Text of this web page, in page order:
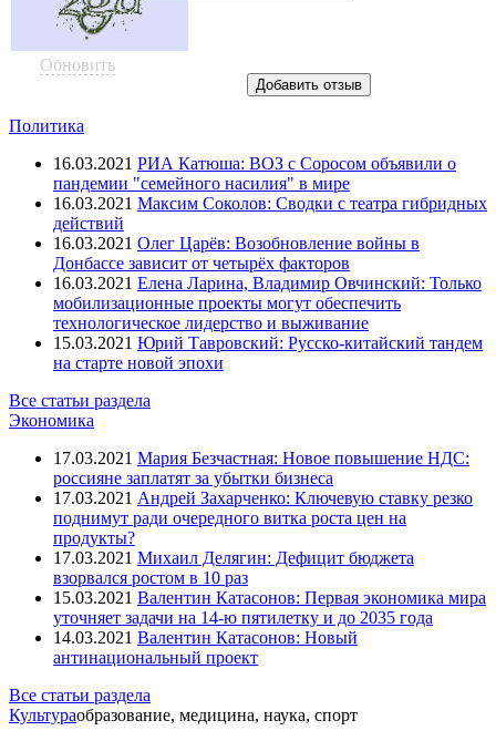
Обновить
Политика
16.03.2021 РИА Катюша: ВОЗ с Соросом объявили о
пандемии "семейного насилия" в мире
16.03.2021 Максим Соколов: Сводки с театра гибридных
действий
16.03.2021 Олег Царёв: Возобновление войны в
Донбассе зависит от четырёх факторов
16.03.2021 Елена Ларина, Владимир Овчинский: Только
мобилизационные проекты могут обеспечить
технологическое лидерство и выживание
15.03.2021 Юрий Тавровский: Русско-китайский тандем
на старте новой эпохи
Все статьи раздела
Экономика
17.03.2021 Мария Безчастная: Новое повышение НДС:
россияне заплатят за убытки бизнеса
17.03.2021 Андрей Захарченко: Ключевую ставку резко
поднимут ради очередного витка роста цен на
продукты?
17.03.2021 Михаил Делягин: Дефицит бюджета
взорвался ростом в 10 раз
15.03.2021 Валентин Катасонов: Первая экономика мира
уточняет задачи на 14-ю пятилетку и до 2035 года
14.03.2021 Валентин Катасонов: Новый
антинациональный проект
Все статьи раздела
Культураобразование, медицина, наука, спорт